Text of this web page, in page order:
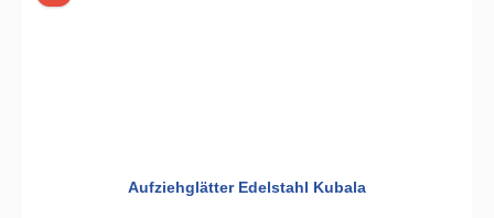
Aufziehglätter Edelstahl Kubala